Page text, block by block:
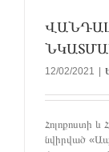
12/02/2021
Հոլոքոստի և
նվիրված